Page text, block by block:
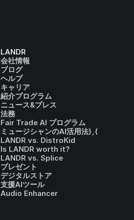
LANDR
会社情報
ブログ
ヘルプ
キャリア
紹介プログラム
ニュース&プレス
法務
Fair Trade AI プログラム
ミュージシャンのAI活用法},{
LANDR vs. DistroKid
Is LANDR worth it?
LANDR vs. Splice
プレゼント
デジタルストア
支援AIツール
Audio Enhancer